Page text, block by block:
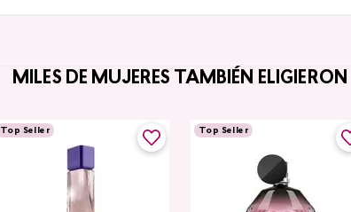
MILES DE MUJERES TAMBIÉN ELIGIERON
Top Seller Top Seller